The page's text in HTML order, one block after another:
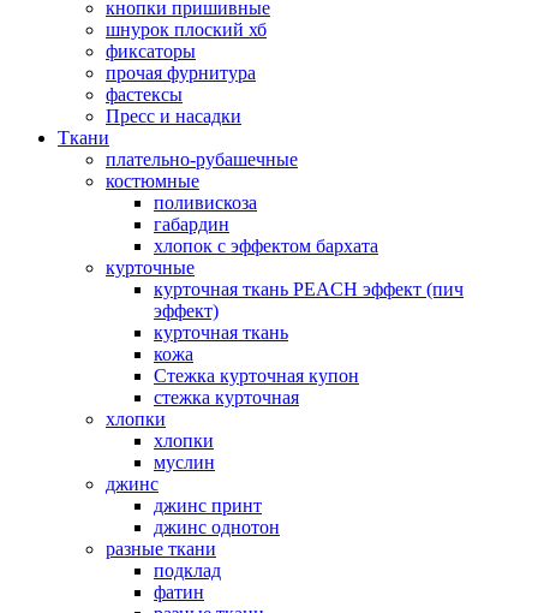
кнопки пришивные
шнурок плоский хб
фиксаторы
прочая фурнитура
фастексы
Пресс и насадки
Ткани
плательно-рубашечные
костюмные
поливискоза
габардин
хлопок с эффектом бархата
курточные
курточная ткань PEACH эффект (пич
эффект)
курточная ткань
кожа
Стежка курточная купон
стежка курточная
хлопки
хлопки
муслин
джинс
джинс принт
джинс однотон
разные ткани
подклад
фатин